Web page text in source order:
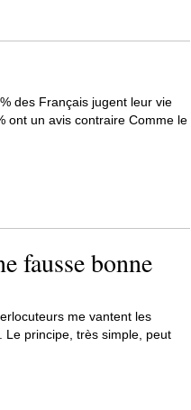
des Français jugent leur vie
ont un avis contraire Comme le
fausse bonne
me vantent les
Le principe, très simple, peut